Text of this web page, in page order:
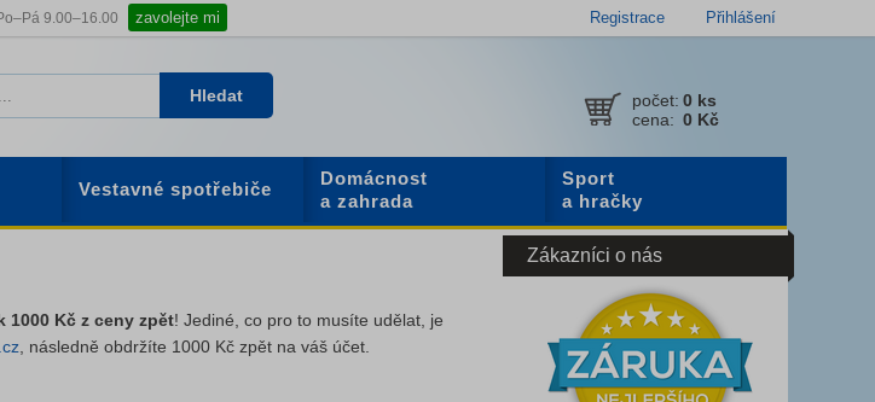
9.00–16.00 zavolejte mi Registrace Přihlášení
počet: 0 ks
cena: 0 Kč
Hledat
Vestavné spotřebiče
Domácnost
a zahrada
Sport
a hračky
1000 Kč z ceny zpět! Jediné, co pro to musíte udělat, je
, následně obdržíte 1000 Kč zpět na váš účet.
Zákazníci o nás